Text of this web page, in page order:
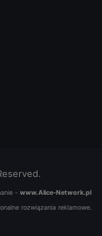
- www.Alice-Network.pl
rozwiązania reklamowe.